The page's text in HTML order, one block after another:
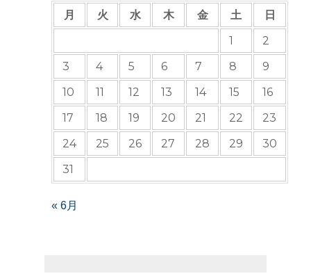
月
火 水 木 金 土
日
1
2
3
4 5 6 7 8
9
10
11 12 13 14 15
16
17
18 19 20 21 22
23
24
25 26 27 28 29
30
31
« 6月